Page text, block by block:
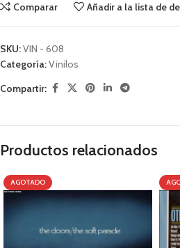
Comparar
Añadir a la lista de
SKU:VIN - 608
Categoría:Vinilos
Compartir:
Productos relacionados
AGOTADO